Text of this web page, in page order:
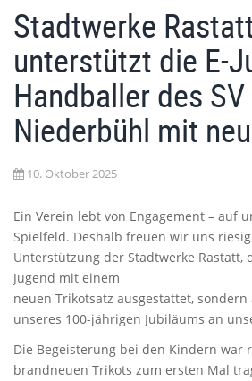
Stadtwerke
unterstützt die E-
Handballer des SV
Niederbühl mit
10. Oktober 2025
Ein Verein lebt von Engagement – auf
Spielfeld. Deshalb freuen wir uns
Unterstützung der Stadtwerke Rastatt,
Jugend mit einem
neuen Trikotsatz ausgestattet, sondern
unseres 100-jährigen Jubiläums an
Die Begeisterung bei den Kindern war
brandneuen Trikots zum ersten Mal